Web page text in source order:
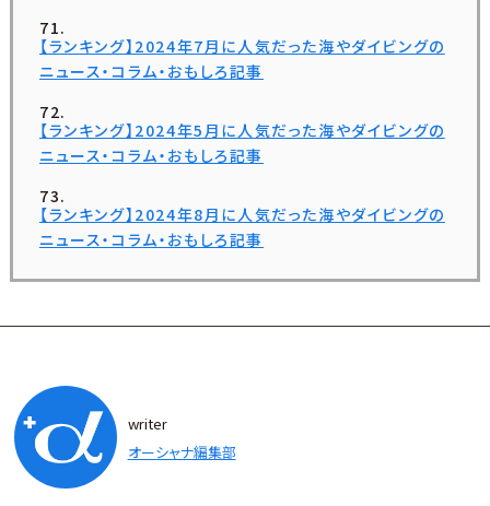
【ランキング】2024年7月に人気だった海やダイビングの
ニュース・コラム・おもしろ記事
【ランキング】2024年5月に人気だった海やダイビングの
ニュース・コラム・おもしろ記事
【ランキング】2024年8月に人気だった海やダイビングの
ニュース・コラム・おもしろ記事
writer
オーシャナ編集部